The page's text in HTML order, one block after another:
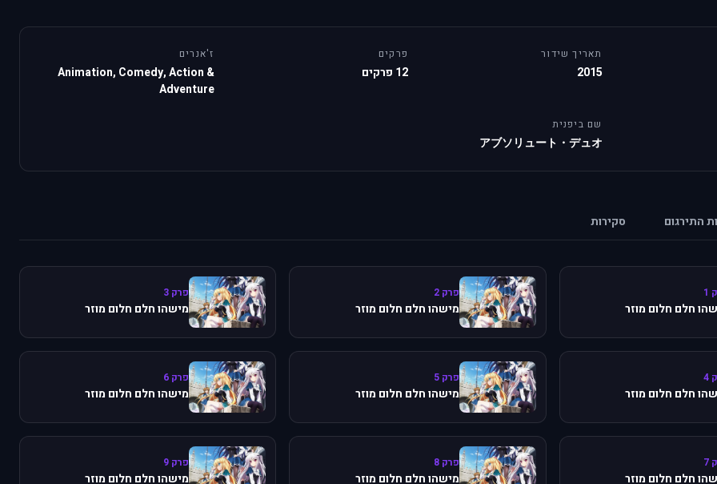
תאריך שידור
2015
פרקים
12 פרקים
ז'אנרים
Animation, Comedy, Action &
Adventure
שם ביפנית
アブソリュート・デュオ
התירגום סקירות
חלם חלום מוזר
פרק 2
מישהו חלם חלום מוזר
פרק 3
מישהו חלם חלום מוזר
חלם חלום מוזר
פרק 5
מישהו חלם חלום מוזר
פרק 6
מישהו חלם חלום מוזר
חלם חלום מוזר
פרק 8
מישהו חלם חלום מוזר
פרק 9
מישהו חלם חלום מוזר